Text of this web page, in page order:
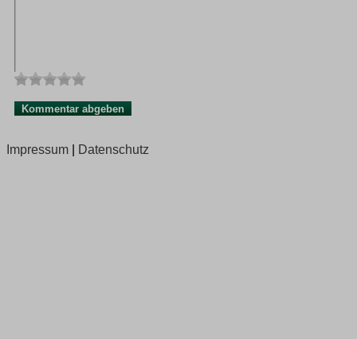
Impressum Datenschutz